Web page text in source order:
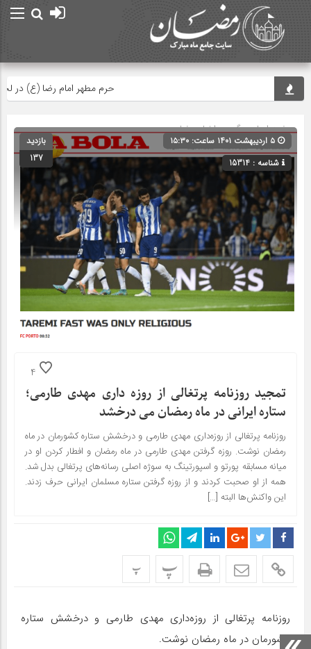
حرم مطهر امام رضا (ع) در لحظه
صفحه اصلی» گروه »اخبار رمضان
شناسه : 15314
بازدید
137
4
تمجید روزنامه پرتغالی از روزه داری مهدی طارمی؛
ستاره ایرانی در ماه رمضان می‌ درخشد
روزنامه پرتغالی از روزه‌داری مهدی طارمی و درخشش ستاره کشورمان در ماه
رمضان نوشت. روزه گرفتن مهدی طارمی در ماه رمضان و افطار کردن او در
میانه مسابقه پورتو و اسپورتینگ به سوژه اصلی رسانه‌های پرتغالی بدل شد.
همه از او صحبت کردند و از روزه گرفتن ستاره مسلمان ایرانی حرف زدند.
این واکنش‌ها البته […]
پ پ
روزنامه پرتغالی از روزه‌داری مهدی طارمی و درخشش ستاره
کشورمان در ماه رمضان نوشت.